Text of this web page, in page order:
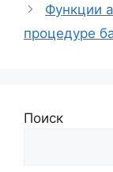
Функции
процедуре
Поиск